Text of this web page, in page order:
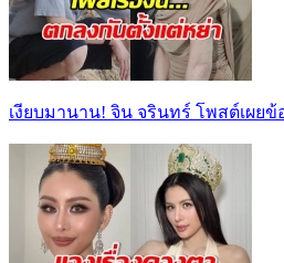
เงียบมานาน! จิน จรินทร์ โพสต์เผย